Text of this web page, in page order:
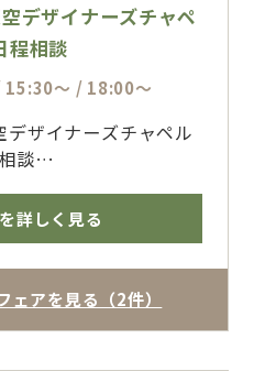
デザイナーズチャペ
相談
～ / 18:00～
デザイナーズチャペル
談
ス熊本ならではの熊本
の天空チャペル、
宿泊まで整う安心感を
省中のご相談、親御様
少人数婚から大人数婚
詳しく見る
アを見る（2件）